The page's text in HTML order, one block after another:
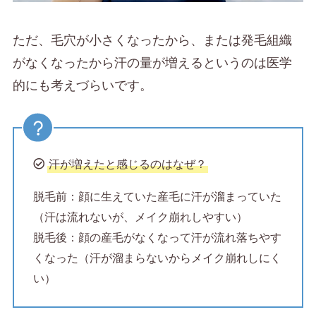
ただ、毛穴が小さくなったから、または発毛組織
がなくなったから汗の量が増えるというのは医学
的にも考えづらいです。
汗が増えたと感じるのはなぜ？
脱毛前：顔に生えていた産毛に汗が溜まっていた
（汗は流れないが、メイク崩れしやすい）
脱毛後：顔の産毛がなくなって汗が流れ落ちやす
くなった（汗が溜まらないからメイク崩れしにく
い）